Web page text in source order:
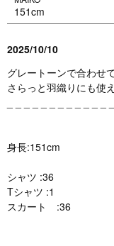
151cm
2025/10/10
グレートーンで合わせ
さらっと羽織りにも使
身長:151cm
シャツ :36
Tシャツ :1
スカート :36